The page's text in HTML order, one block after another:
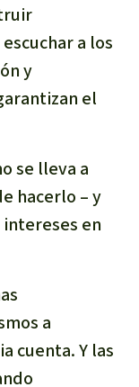
a los
y
el
se lleva a
hacerlo – y
en
a
cuenta. Y las